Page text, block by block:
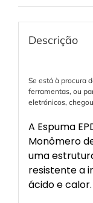
Descrição
Se está à procura
ferramentas, ou
eletrónicos,
A Espuma
Monômero
uma
resistente a
ácido e calor.